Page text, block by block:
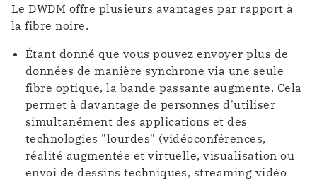
Le DWDM offre plusieurs avantages par rapport à
la fibre noire.
Étant donné que vous pouvez envoyer plus de
données de manière synchrone via une seule
fibre optique, la bande passante augmente. Cela
permet à davantage de personnes d'utiliser
simultanément des applications et des
technologies "lourdes" (vidéoconférences,
réalité augmentée et virtuelle, visualisation ou
envoi de dessins techniques, streaming vidéo